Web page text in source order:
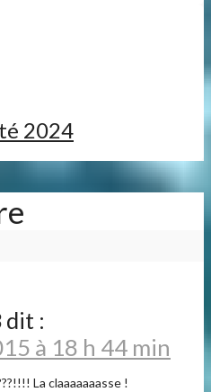
2024
dit :
à 18 h 44 min
La claaaaaaasse !